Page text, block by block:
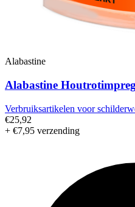
Alabastine
Alabastine
Verbruiksartikelen voor
€25,92
+ €7,95 verzending